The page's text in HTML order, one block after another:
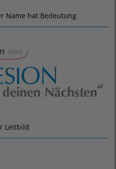
Name hat Bedeutung
Leitbild